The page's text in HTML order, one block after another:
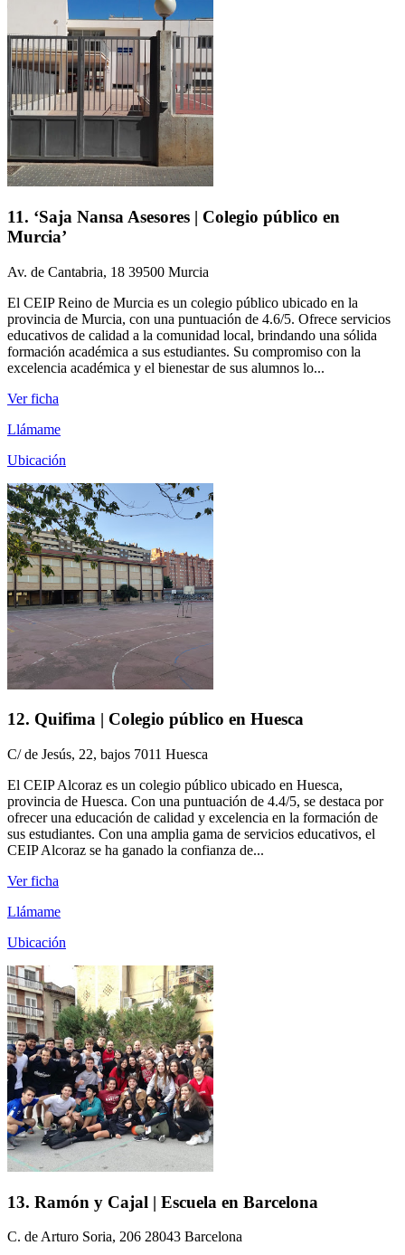
11. ‘Saja Nansa Asesores | Colegio público en
Murcia’
Av. de Cantabria, 18 39500 Murcia
El CEIP Reino de Murcia es un colegio público ubicado en la
provincia de Murcia, con una puntuación de 4.6/5. Ofrece servicios
educativos de calidad a la comunidad local, brindando una sólida
formación académica a sus estudiantes. Su compromiso con la
excelencia académica y el bienestar de sus alumnos lo...
Ver ficha
Llámame
Ubicación
12. Quifima | Colegio público en Huesca
C/ de Jesús, 22, bajos 7011 Huesca
El CEIP Alcoraz es un colegio público ubicado en Huesca,
provincia de Huesca. Con una puntuación de 4.4/5, se destaca por
ofrecer una educación de calidad y excelencia en la formación de
sus estudiantes. Con una amplia gama de servicios educativos, el
CEIP Alcoraz se ha ganado la confianza de...
Ver ficha
Llámame
Ubicación
13. Ramón y Cajal | Escuela en Barcelona
C. de Arturo Soria, 206 28043 Barcelona